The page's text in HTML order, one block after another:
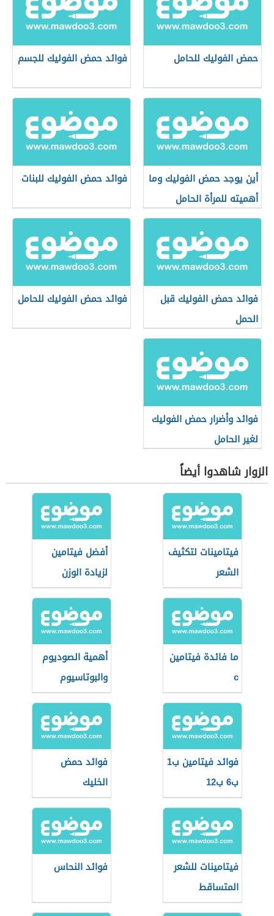
حمض الفوليك للحامل فوائد حمض الفوليك للجسم
أين يوجد حمض الفوليك وما
أهميته للمرأة الحامل
فوائد حمض الفوليك للبنات
فوائد حمض الفوليك قبل
الحمل
فوائد حمض الفوليك للحامل
فوائد وأضرار حمض الفوليك
لغير الحامل
الزوار شاهدوا أيضاً
فيتامينات لتكثيف
الشعر
أفضل فيتامين
لزيادة الوزن
ما فائدة فيتامين
c
أهمية الصوديوم
والبوتاسيوم
لجسم الإنسان
فوائد فيتامين ب1
ب6 ب12
فوائد حمض
الخليك
فيتامينات للشعر
المتساقط
فوائد النحاس